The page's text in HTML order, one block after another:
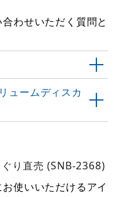
わせいただく質問と
ュームディスカ
り直売 (SNB-2368)
使いいただけるアイ